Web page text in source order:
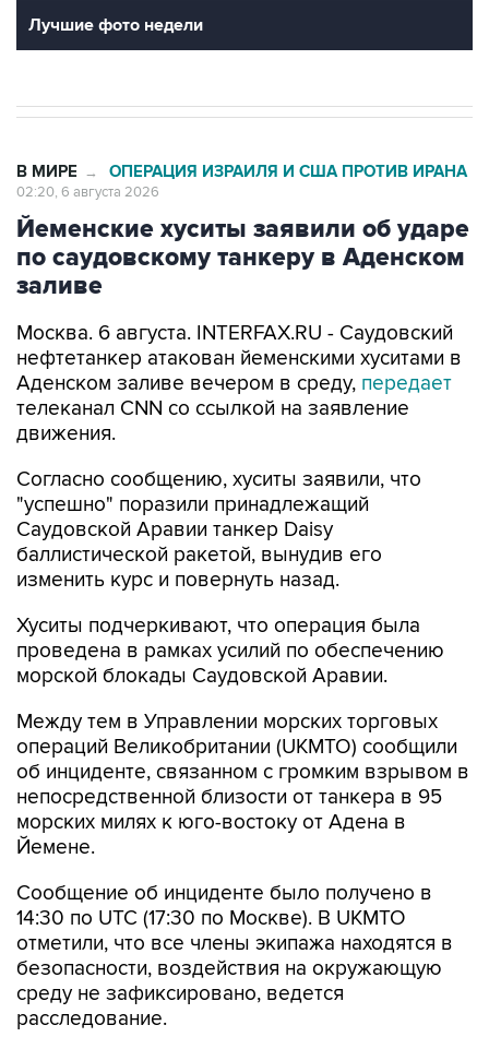
Йеменские хуситы заявили об ударе
по саудовскому танкеру в Аденском
заливе
Москва. 6 августа. INTERFAX.RU - Саудовский
Аденском заливе вечером в среду,передает
телеканал CNN со ссылкой на заявление
движения.
Согласно сообщению, хуситы заявили, что
Саудовской Аравии танкер Daisy
баллистической ракетой, вынудив его
изменить курс и повернуть назад.
Хуситы подчеркивают, что операция была
морской блокады Саудовской Аравии.
Между тем в Управлении морских торговых
об инциденте, связанном с громким взрывом в
непосредственной близости от танкера в 95
морских милях к юго-востоку от Адена в
Йемене.
Сообщение об инциденте было получено в
отметили, что все члены экипажа находятся в
безопасности, воздействия на окружающую
среду не зафиксировано, ведется
расследование.
В июле хуситы и Саудовская Аравия